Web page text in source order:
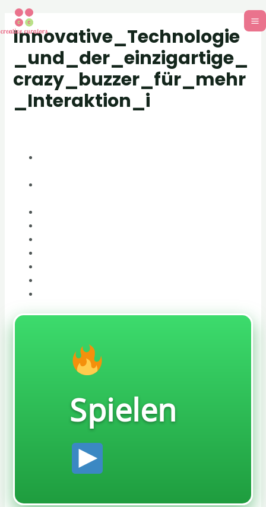
Innovative_Technologie
_und_der_einzigartige_
crazy_buzzer_für_mehr
_Interaktion_i
Spielen